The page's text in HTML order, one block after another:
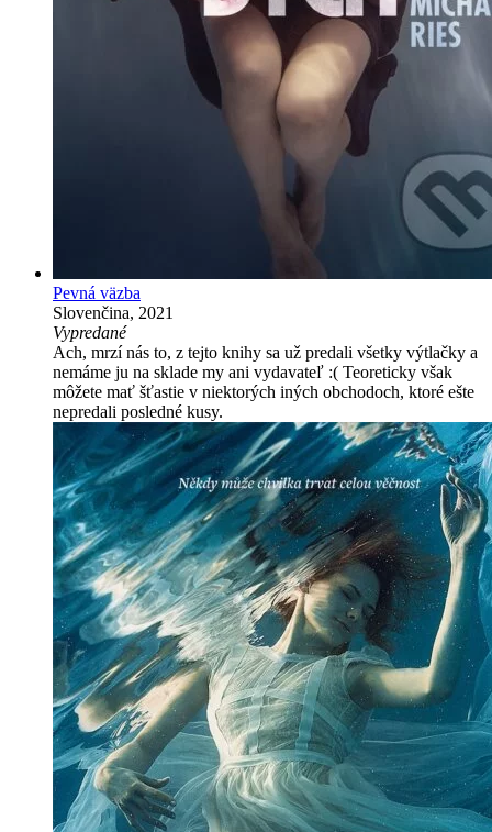
Pevná väzba
Slovenčina, 2021
Vypredané
Ach, mrzí nás to, z tejto knihy sa už predali všetky výtlačky a
nemáme ju na sklade my ani vydavateľ :( Teoreticky však
môžete mať šťastie v niektorých iných obchodoch, ktoré ešte
nepredali posledné kusy.